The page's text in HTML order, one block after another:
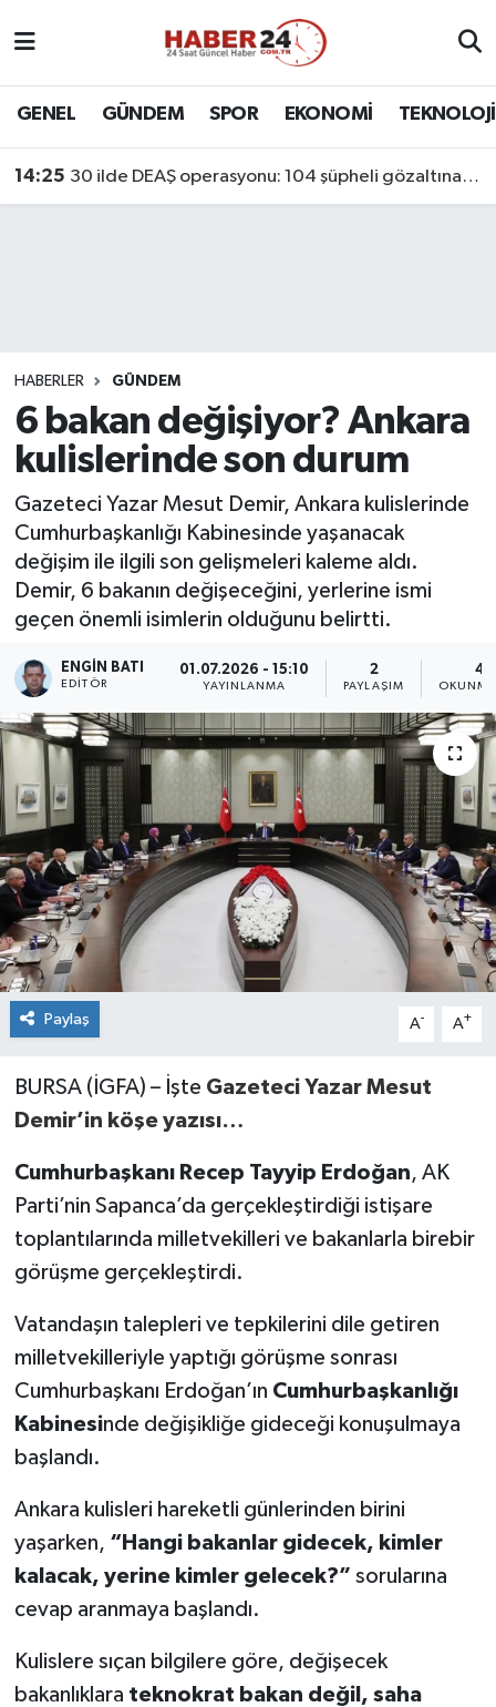
GENEL GÜNDEM SPOR EKONOMİ TEKNOLOJİ
14:25 30 ilde DEAŞ operasyonu: 104 şüpheli gözaltına alındı
HABERLER GÜNDEM
6 bakan değişiyor? Ankara
kulislerinde son durum
Gazeteci Yazar Mesut Demir, Ankara kulislerinde
Cumhurbaşkanlığı Kabinesinde yaşanacak
değişim ile ilgili son gelişmeleri kaleme aldı.
Demir, 6 bakanın değişeceğini, yerlerine ismi
geçen önemli isimlerin olduğunu belirtti.
ENGIN BATI
EDITÖR
01.07.2026 - 15:10
YAYINLANMA
2
PAYLAŞIM
4
Paylaş A- A+
BURSA (İGFA) – İşte Gazeteci Yazar Mesut
Demir’in köşe yazısı…
Cumhurbaşkanı Recep Tayyip Erdoğan, AK
Parti’nin Sapanca’da gerçekleştirdiği istişare
toplantılarında milletvekilleri ve bakanlarla birebir
görüşme gerçekleştirdi.
Vatandaşın talepleri ve tepkilerini dile getiren
milletvekilleriyle yaptığı görüşme sonrası
Cumhurbaşkanı Erdoğan’ın Cumhurbaşkanlığı
Kabinesinde değişikliğe gideceği konuşulmaya
başlandı.
Ankara kulisleri hareketli günlerinden birini
yaşarken, “Hangi bakanlar gidecek, kimler
kalacak, yerine kimler gelecek?” sorularına
cevap aranmaya başlandı.
Kulislere sıçan bilgilere göre, değişecek
bakanlıklara teknokrat bakan değil, saha
Nöbetçi Eczaneler
Son Dakika Haberleri